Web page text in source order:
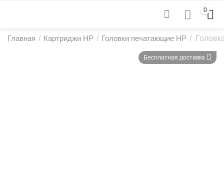
0
Главная / Картриджи HP / Головки печатающие HP /
Бесплатная доставка